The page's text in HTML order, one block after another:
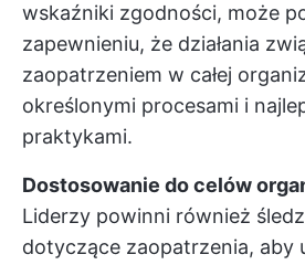
wskaźniki zgodności, może
zapewnieniu, że działania
zaopatrzeniem w całej
określonymi procesami i
praktykami.
Dostosowanie do celów
Liderzy powinni również
dotyczące zaopatrzenia, aby